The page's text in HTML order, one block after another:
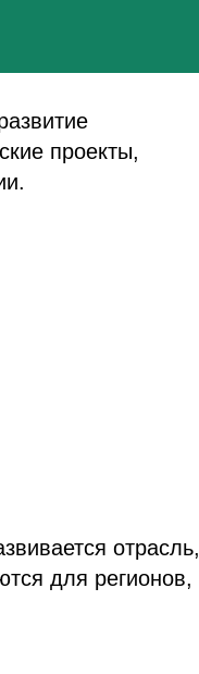
проекты,
отрасль,
для регионов,